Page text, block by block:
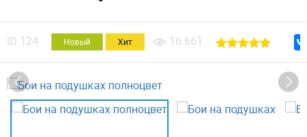
ID 124 Новый Хит 16 661